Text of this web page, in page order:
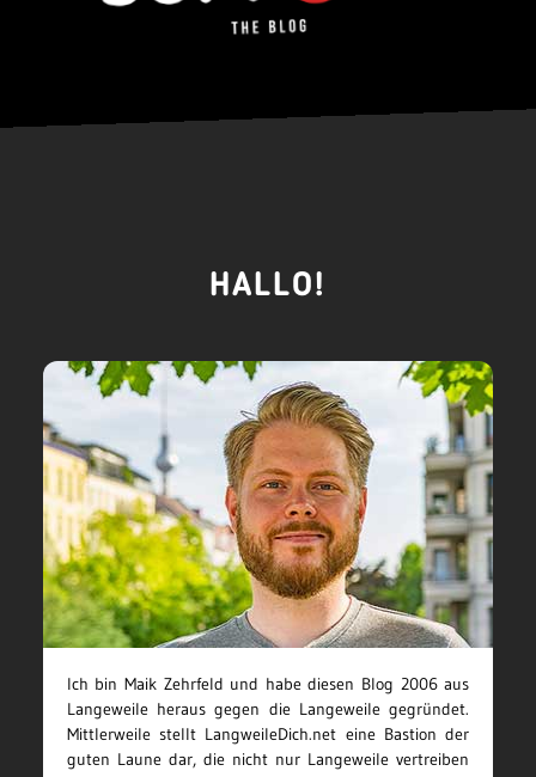
HALLO!
Ich bin Maik Zehrfeld und habe diesen Blog 2006 aus
Langeweile heraus gegen die Langeweile gegründet.
Mittlerweile stellt LangweileDich.net eine Bastion der
guten Laune dar, die nicht nur Langeweile vertreiben